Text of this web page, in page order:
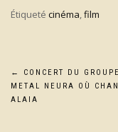
Étiqueté cinéma,film
Navigation
de
←
CONCERT DU
METAL NEURA OÙ
ALAIA